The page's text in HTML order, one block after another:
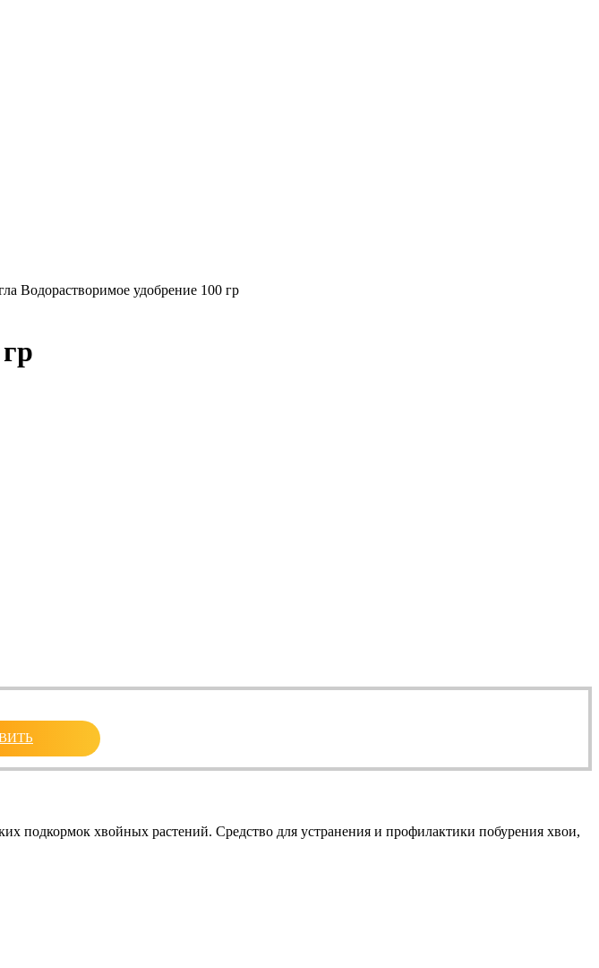
Водорастворимое удобрение 100 гр
подкормок хвойных растений. Средство для устранения и профилактики побурения хвои,